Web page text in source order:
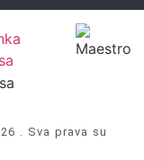
. Sva prava su